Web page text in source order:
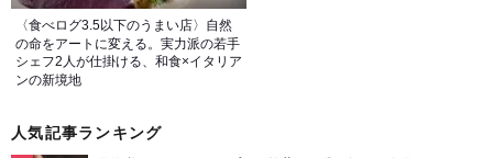
〈食べログ3.5以下のうまい店〉自然
の命をアートに変える。実力派の若手
シェフ2人が仕掛ける、和食×イタリア
ンの新境地
人気記事ランキング